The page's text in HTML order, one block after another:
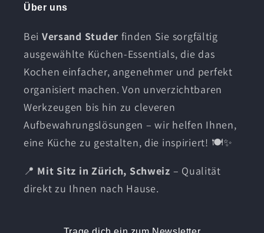
Über uns
Bei Versand Studer finden Sie sorgfältig
ausgewählte Küchen-Essentials, die das
Kochen einfacher, angenehmer und perfekt
organisiert machen. Von unverzichtbaren
Werkzeugen bis hin zu cleveren
Aufbewahrungslösungen – wir helfen Ihnen,
eine Küche zu gestalten, die inspiriert! 🍽️✨
📍 Mit Sitz in Zürich, Schweiz – Qualität
direkt zu Ihnen nach Hause.